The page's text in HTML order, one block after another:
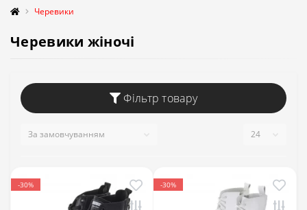
Черевики
Черевики жіночі
Фільтр товару
-30% -30%